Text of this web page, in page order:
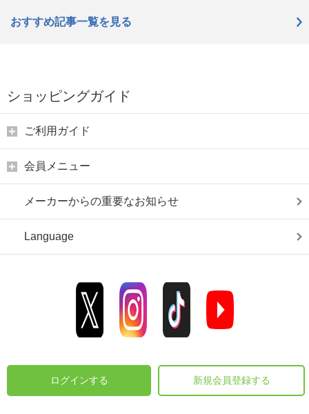
おすすめ記事一覧を見る
ショッピングガイド
ご利用ガイド
会員メニュー
メーカーからの重要なお知らせ
Language
ログインする 新規会員登録する